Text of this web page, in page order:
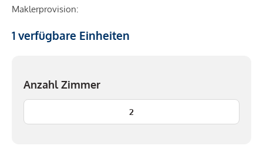
Maklerprovision:
1 verfügbare Einheiten
Anzahl Zimmer
2